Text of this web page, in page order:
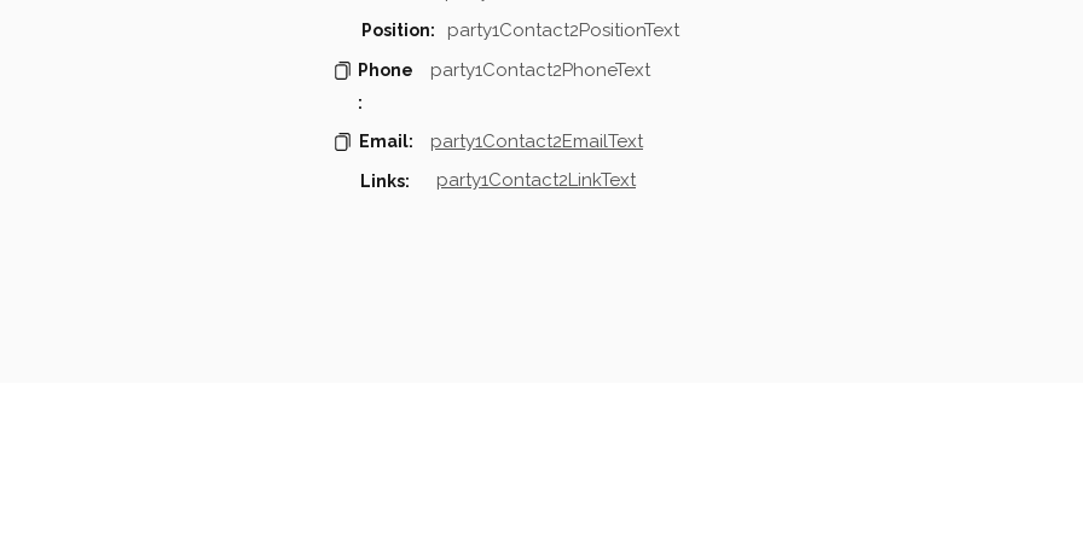
Position: party1Contact2PositionText
Phone
:
party1Contact2PhoneText
Email: party1Contact2EmailText
Links: party1Contact2LinkText